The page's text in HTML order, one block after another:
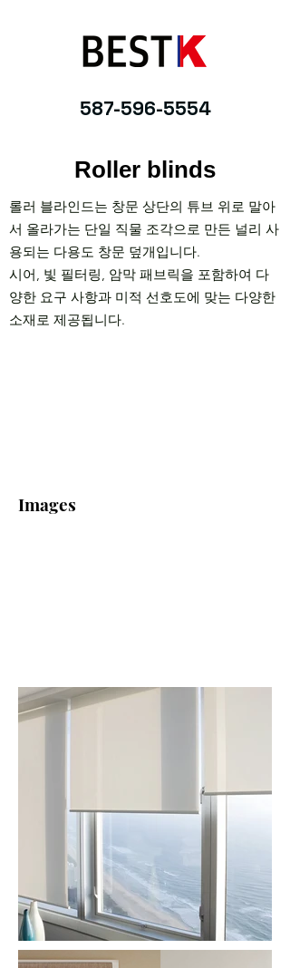
587-596-5554
Roller blinds
롤러 블라인드는 창문 상단의 튜브 위로 말아
서 올라가는 단일 직물 조각으로 만든 널리 사
용되는 다용도 창문 덮개입니다.
시어, 빛 필터링, 암막 패브릭을 포함하여 다
양한 요구 사항과 미적 선호도에 맞는 다양한
소재로 제공됩니다.
Images